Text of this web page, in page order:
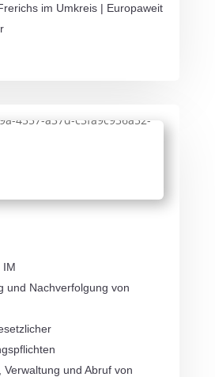
im Umkreis | Europaweit
IM
und Nachverfolgung von
Verwaltung und Abruf von